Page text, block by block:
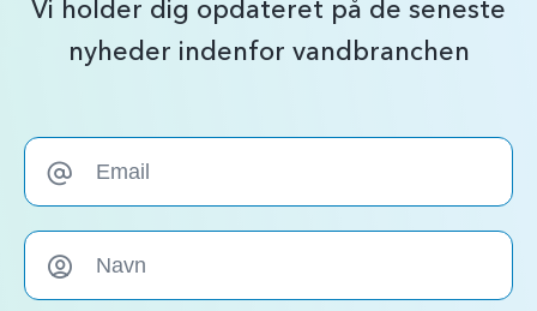
Vi holder dig opdateret på de seneste
nyheder indenfor vandbranchen